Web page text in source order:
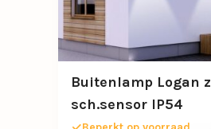
Buitenlamp Logan
sch.sensor IP54